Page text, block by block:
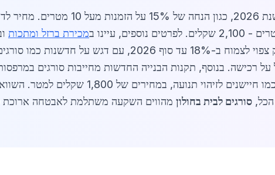
מכירת ברזל ומתכות
מותאמת אישית, מומלץ לפנות ישירות. השוק צפוי לצמוח ב-18% עד
רכישה. בנוסף, תקנות הבנייה החדשות מחייבות סורגים
הביקוש. ספקים משלבים טכנולוגיות חכמות כמו
סורגים לבית בחולון מהווים השקעה משתלמת לאבטחה ארוכת